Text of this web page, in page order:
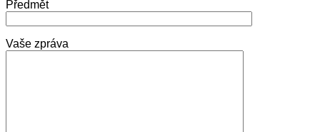
Předmět
Vaše zpráva